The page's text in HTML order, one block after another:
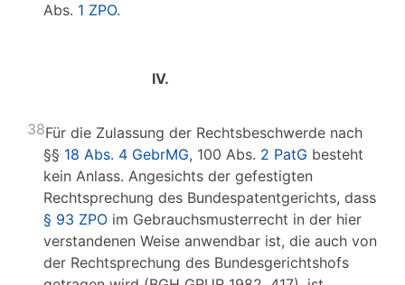
Abs. 1 ZPO.
IV.
38Für die Zulassung der Rechtsbeschwerde nach
§§ 18 Abs. 4 GebrMG, 100 Abs. 2 PatG besteht
kein Anlass. Angesichts der gefestigten
Rechtsprechung des Bundespatentgerichts, dass
§ 93 ZPO im Gebrauchsmusterrecht in der hier
verstandenen Weise anwendbar ist, die auch von
der Rechtsprechung des Bundesgerichtshofs